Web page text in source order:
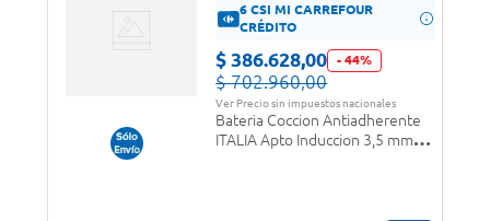
6 CSI MI CARREFOUR
CRÉDITO
$ 386.628,00 -44%
$ 702.960,00
Ver Precio sin impuestos nacionales
Bateria Coccion Antiadherente
ITALIA Apto Induccion 3,5 mm